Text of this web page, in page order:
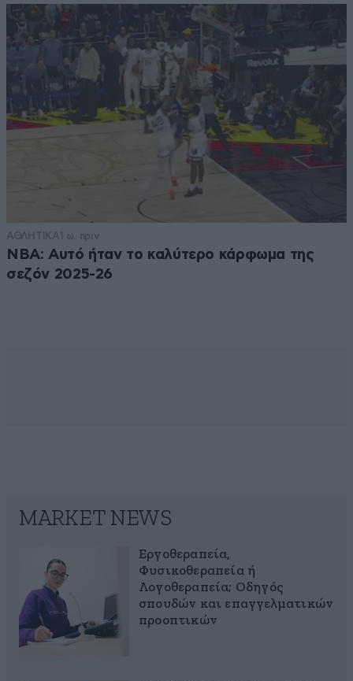
ΑΘΛΗΤΙΚΑ1 ω. πριν
NBA: Αυτό ήταν το καλύτερο κάρφωμα της
σεζόν 2025-26
MARKET NEWS
Εργοθεραπεία,
Φυσικοθεραπεία ή
Λογοθεραπεία; Οδηγός
σπουδών και επαγγελματικών
προοπτικών